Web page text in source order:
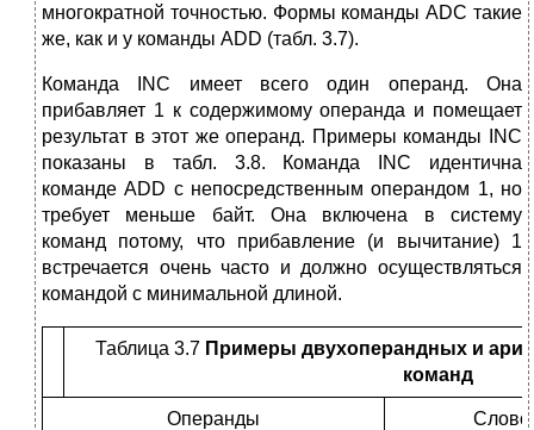
многократной точностью. Формы команды ADC такие
же, как и у команды ADD (табл. 3.7).
Команда INC имеет всего один операнд. Она
прибавляет 1 к содержи­мому операнда и помещает
результат в этот же операнд. Примеры коман­ды INC
показаны в табл. 3.8. Команда INC идентична
команде ADD с непо­средственным операндом 1, но
требует меньше байт. Она включена в систему
команд потому, что прибавление (и вычитание) 1
встречается очень часто и должно осуществляться
командой с минимальной длиной.
Таблица 3.7 Примеры двухоперандных и
команд
Операнды Слово